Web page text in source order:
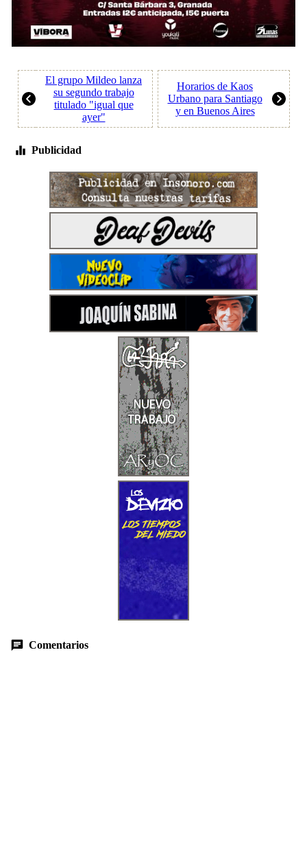
El grupo Mildeo lanza
su segundo trabajo
titulado "igual que
ayer"
Horarios de Kaos
Urbano para Santiago
y en Buenos Aires
Publicidad
Comentarios